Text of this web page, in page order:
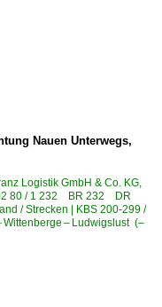
Nauen Unterwegs,
Logistik GmbH & Co. KG,
80 / 1 232 BR 232 DR
/ Strecken | KBS 200-299 /
– Ludwigslust (–